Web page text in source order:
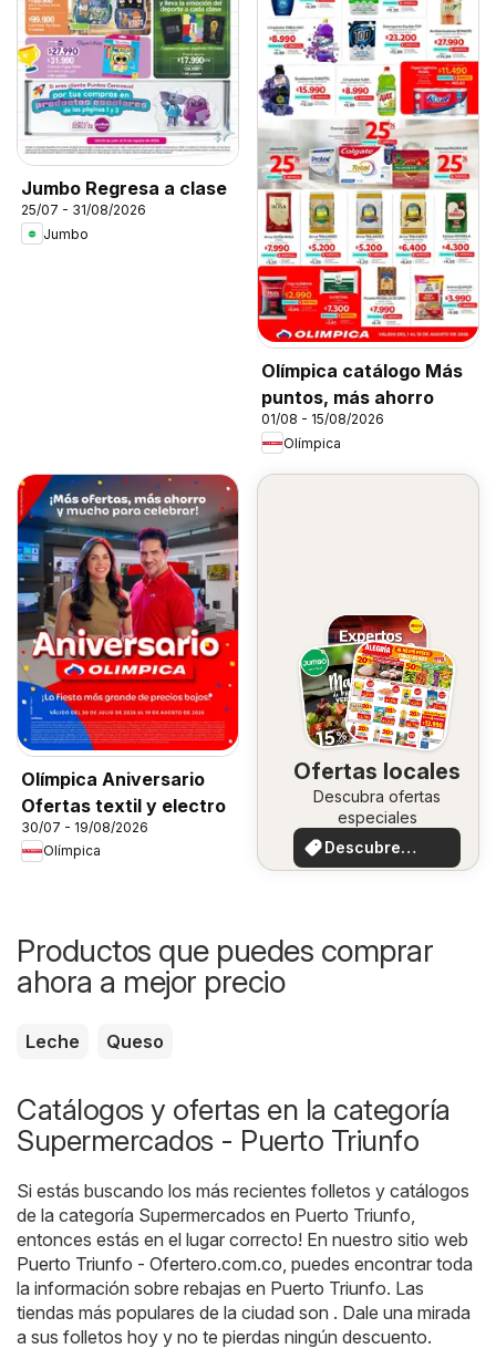
Jumbo Regresa a clase
25/07 - 31/08/2026
Jumbo
Olímpica catálogo Más
puntos, más ahorro
01/08 - 15/08/2026
Olímpica
Olímpica Aniversario
Ofertas textil y electro
30/07 - 19/08/2026
Olímpica
Ofertas locales
Descubra ofertas
especiales
Descubre
ofertas
Productos que puedes comprar
ahora a mejor precio
Leche Queso
Catálogos y ofertas en la categoría
Supermercados - Puerto Triunfo
Si estás buscando los más recientes folletos y catálogos
de la categoría Supermercados en Puerto Triunfo,
entonces estás en el lugar correcto! En nuestro sitio web
Puerto Triunfo - Ofertero.com.co , puedes encontrar toda
la información sobre rebajas en Puerto Triunfo. Las
tiendas más populares de la ciudad son . Dale una mirada
a sus folletos hoy y no te pierdas ningún descuento.